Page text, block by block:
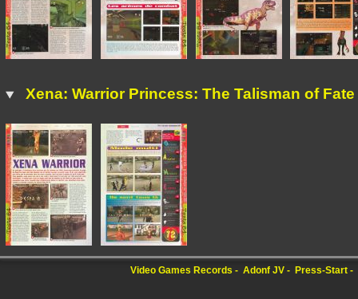
Xena: Warrior Princess: The Talisman of Fate
Video Games Records Adonf JV Press-Start